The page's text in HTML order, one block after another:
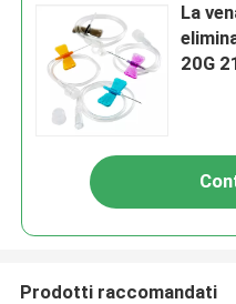
La
20G
Prodotti raccomandati